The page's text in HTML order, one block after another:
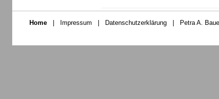
Home Impressum Datenschutzerklärung Petra A.